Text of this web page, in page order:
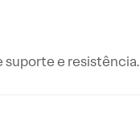
suporte e resistência.